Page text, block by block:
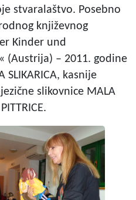
stvaralaštvo. Posebno
književnog
Kinder und
(Austrija) – 2011. godine
kasnije
slikovnice MALA